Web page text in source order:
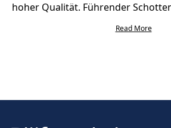
hoher Qualität. Führender
mit geringem Budget und perfekter
Read More